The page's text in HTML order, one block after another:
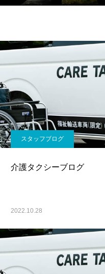
スタッフブログ
介護タクシーブログ
2022.10.28